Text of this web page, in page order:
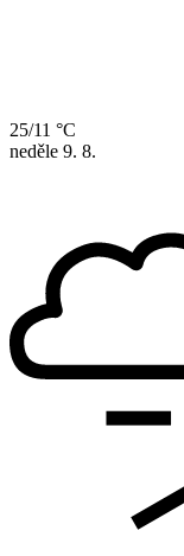
25/11 °C
neděle 9. 8.